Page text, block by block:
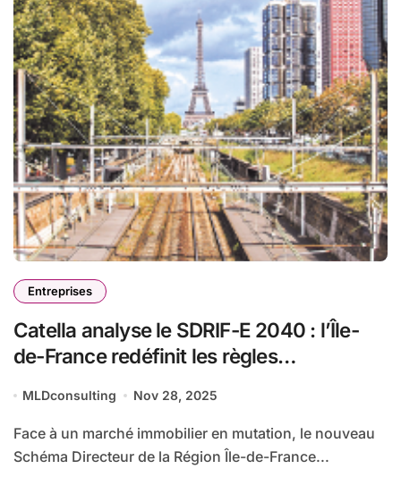
Entreprises
Catella analyse le SDRIF-E 2040 : l’Île-
de-France redéfinit les règles
144 nouveaux pôles
MLDconsulting Nov 28, 2025
Face à un marché immobilier en mutation, le nouveau
Schéma Directeur de la Région Île-de-France...